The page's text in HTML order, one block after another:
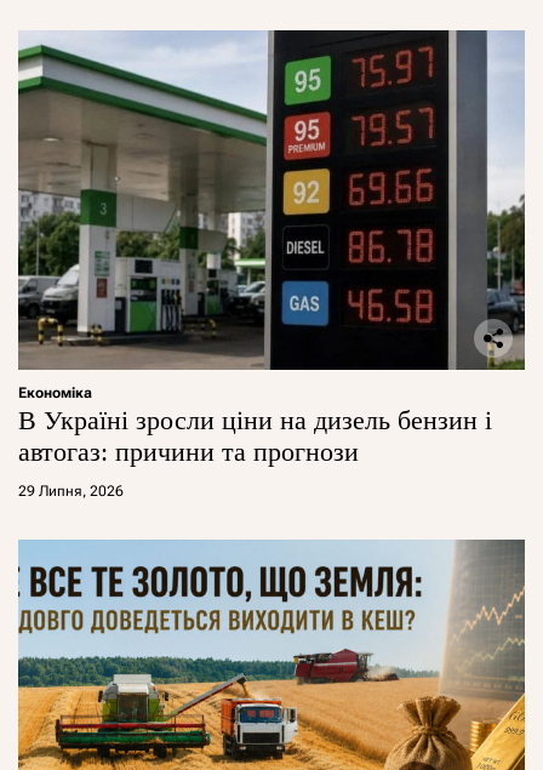
Економіка
В Україні зросли ціни на дизель бензин і
автогаз: причини та прогнози
29 Липня, 2026